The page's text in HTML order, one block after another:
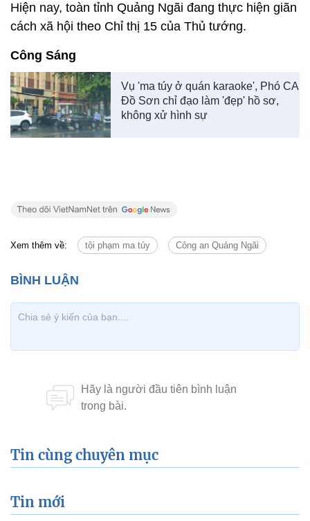
Hiện nay, toàn tỉnh Quảng Ngãi đang thực hiện giãn
cách xã hội theo Chỉ thị 15 của Thủ tướng.
Công Sáng
Vụ 'ma túy ở quán karaoke', Phó CA
Đồ Sơn chỉ đạo làm 'đẹp' hồ sơ,
không xử hình sự
Xem thêm về: tội phạm ma túy Công an Quảng Ngãi
Tin cùng chuyên mục
Tin mới